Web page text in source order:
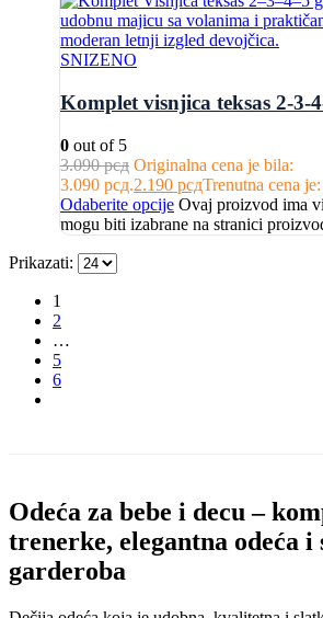
SNIZENO
Komplet visnjica teksas 2-3-
0 out of 5
3.090рсд Originalna cena je bila:
3.090 рсд.2.190 рсдTrenutna cena
Odaberite opcije Ovaj proizvod ima
mogu biti izabrane na stranici
Prikazati:
1
2
…
5
6
Odeća za bebe i decu –
trenerke, elegantna odeća i
garderoba